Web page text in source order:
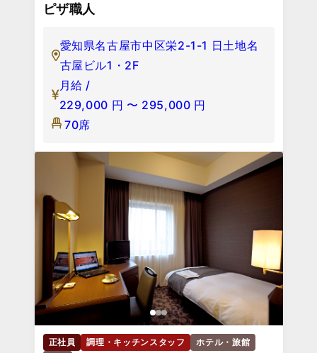
ピザ職人
愛知県名古屋市中区栄2-1-1 日土地名
古屋ビル1・2F
月給 /
229,000 円 〜 295,000 円
70席
正社員 調理・キッチンスタッフ
ホテル・旅館